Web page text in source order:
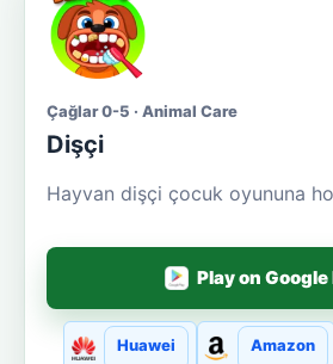
Çağlar 0-5 · Animal Care
Dişçi
Hayvan dişçi çocuk oyununa
Play on Google
Huawei Amazon